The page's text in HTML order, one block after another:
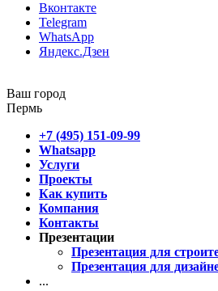
Вконтакте
Telegram
WhatsApp
Яндекс.Дзен
Ваш город
Пермь
+7 (495) 151-09-99
Whatsapp
Услуги
Проекты
Как купить
Компания
Контакты
Презентации
Презентация для
Презентация для
...